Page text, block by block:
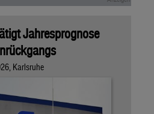
Jahresprognose
Karlsruhe